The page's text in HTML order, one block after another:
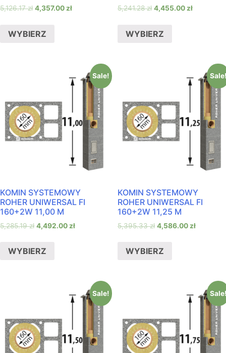
5,126.17zł 4,357.00 zł
WYBIERZ
5,241.28zł 4,455.00 zł
WYBIERZ
Sale!
KOMIN SYSTEMOWY
ROHER UNIWERSAL FI
160+2W 11,00 M
5,285.19zł 4,492.00 zł
WYBIERZ
KOMIN SYSTEMOWY
ROHER UNIWERSAL FI
160+2W 11,25 M
5,395.33zł 4,586.00 zł
WYBIERZ
Sale!